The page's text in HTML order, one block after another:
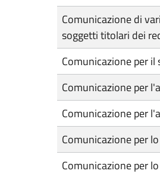
Comunicazione di
soggetti titolari dei
Comunicazione per
Comunicazione per
Comunicazione per
Comunicazione per
Comunicazione per